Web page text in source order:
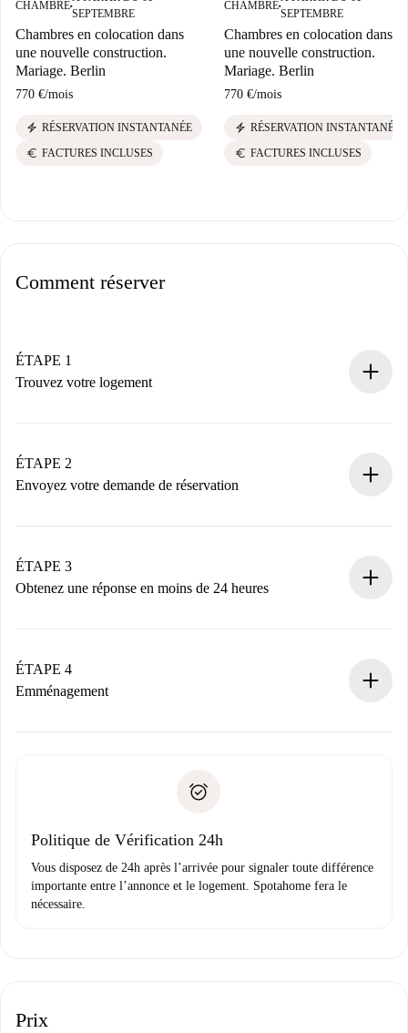
CHAMBRE■
SEPTEMBRE
Chambres en colocation dans
une nouvelle construction.
Mariage. Berlin
770 €/mois
electric_bolt RÉSERVATION INSTANTANÉE
euro FACTURES INCLUSES
CHAMBRE■
SEPTEMBRE
Chambres en colocation dans
une nouvelle construction.
Mariage. Berlin
770 €/mois
electric_bolt RÉSERVATION INSTANTANÉE
euro FACTURES INCLUSES
Comment réserver
ÉTAPE 1
Trouvez votre logement
Vous disposez à l’avance de toutes les informations
nécessaires.
ÉTAPE 2
Envoyez votre demande de réservation
Nous ne vous facturerons rien tant que le propriétaire
n’aura pas accepté.
ÉTAPE 3
Obtenez une réponse en moins de 24 heures
contact avec le propriétaire.
Si refusé : aucun prélèvement et nous vous proposerons
Justificatif de solvabilité
ÉTAPE 4
Emménagement
uniquement si aucun problème n'est signalé.
Politique de Vérification 24h
Vous disposez de 24h après l’arrivée pour signaler toute différence
importante entre l’annonce et le logement. Spotahome fera le
nécessaire.
Prix